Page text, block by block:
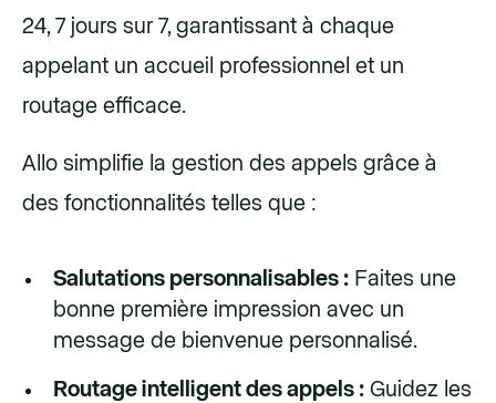
24, 7 jours sur 7, garantissant à chaque
appelant un accueil professionnel et un
routage efficace.
Allo simplifie la gestion des appels grâce à
des fonctionnalités telles que :
Salutations personnalisables : Faites une
bonne première impression avec un
message de bienvenue personnalisé.
Routage intelligent des appels : Guidez les